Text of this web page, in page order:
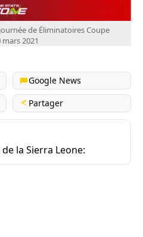
de Éliminatoires Coupe
2021
Google News
Partager
la Sierra Leone: